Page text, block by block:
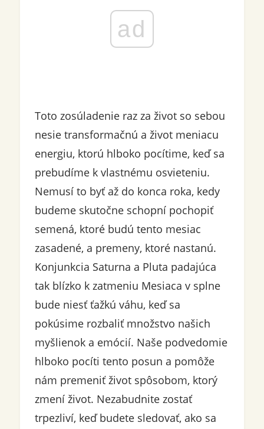
ad
Toto zosúladenie raz za život so sebou
nesie transformačnú a život meniacu
energiu, ktorú hlboko pocítime, keď sa
prebudíme k vlastnému osvieteniu.
Nemusí to byť až do konca roka, kedy
budeme skutočne schopní pochopiť
semená, ktoré budú tento mesiac
zasadené, a premeny, ktoré nastanú.
Konjunkcia Saturna a Pluta padajúca
tak blízko k zatmeniu Mesiaca v splne
bude niesť ťažkú ​​váhu, keď sa
pokúsime rozbaliť množstvo našich
myšlienok a emócií. Naše podvedomie
hlboko pocíti tento posun a pomôže
nám premeniť život spôsobom, ktorý
zmení život. Nezabudnite zostať
trpezliví, keď budete sledovať, ako sa